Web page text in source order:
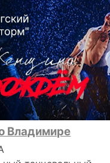
Владимире